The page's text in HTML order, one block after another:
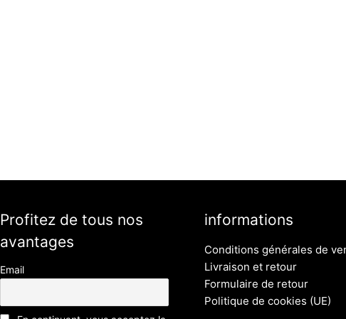
Profitez de tous nos
avantages
Email
informations
Conditions générales de
Livraison et retour
Formulaire de retour
Politique de cookies (UE)